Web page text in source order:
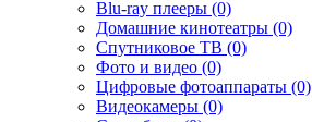
Blu-ray плееры (0)
Домашние кинотеатры (0)
Спутниковое ТВ (0)
Фото и видео (0)
Цифровые фотоаппараты (0)
Видеокамеры (0)